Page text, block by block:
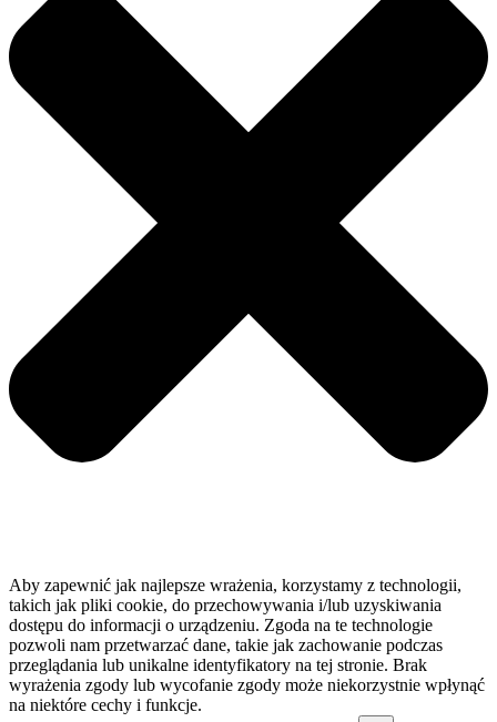
Aby zapewnić jak najlepsze wrażenia, korzystamy z technologii,
takich jak pliki cookie, do przechowywania i/lub uzyskiwania
dostępu do informacji o urządzeniu. Zgoda na te technologie
pozwoli nam przetwarzać dane, takie jak zachowanie podczas
przeglądania lub unikalne identyfikatory na tej stronie. Brak
wyrażenia zgody lub wycofanie zgody może niekorzystnie wpłynąć
na niektóre cechy i funkcje.